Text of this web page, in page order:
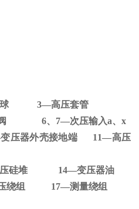
球 3—高压套管
阀 6、 7—次压输入a、 x
压器外壳接地端 11—高压
压硅堆 14—变压器油
压绕组 17—测量绕组